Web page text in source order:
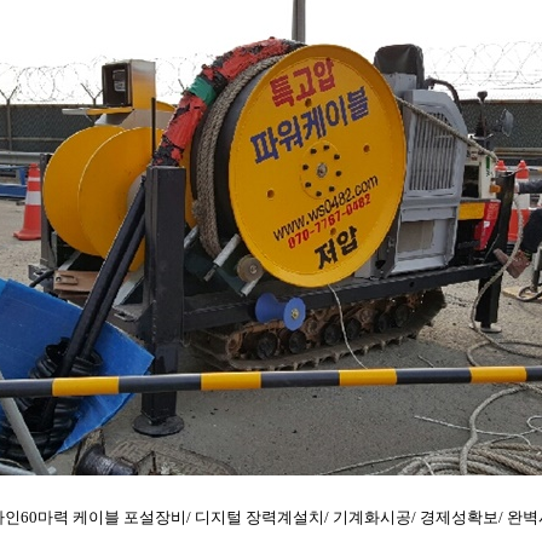
인60마력 케이블 포설장비/ 디지털 장력계설치/ 기계화시공/ 경제성확보/ 완벽